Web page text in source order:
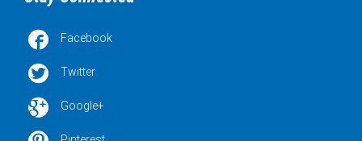
 Facebook
 Twitter
 Google+